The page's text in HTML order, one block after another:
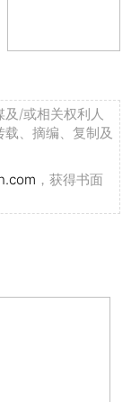
/或相关权利人
、摘编、复制及
，获得书面